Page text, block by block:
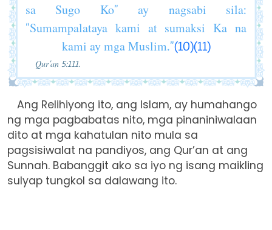
sa Sugo Ko” ay nagsabi sila:
“Sumampalataya kami at sumaksi Ka na
kami ay mga Muslim.”(10)(11)
Qur’an 5:111.
Ang Relihiyong ito, ang Islam, ay humahango
ng mga pagbabatas nito, mga pinaniniwalaan
dito at mga kahatulan nito mula sa
pagsisiwalat na pandiyos, ang Qur’an at ang
Sunnah. Babanggit ako sa iyo ng isang maikling
sulyap tungkol sa dalawang ito.